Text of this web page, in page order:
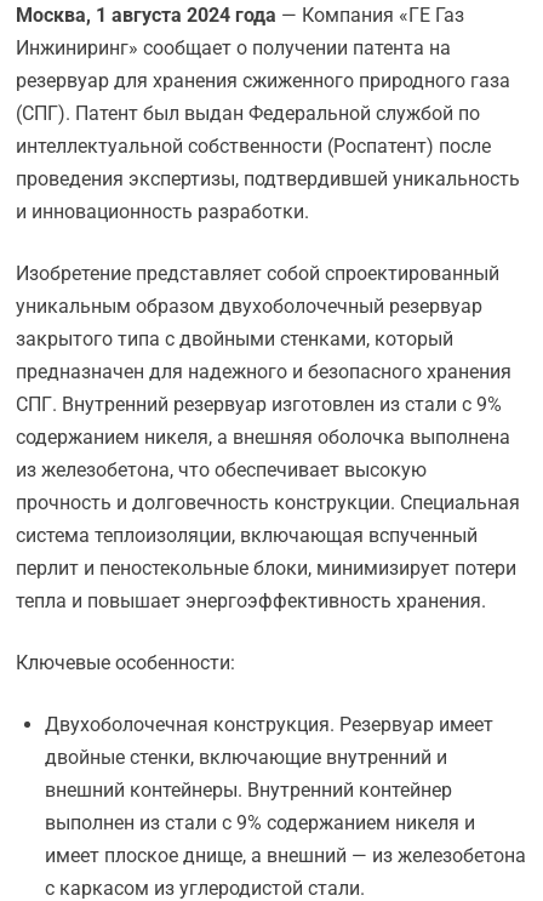
Москва, 1 августа 2024 года — Компания «ГЕ Газ
Инжиниринг» сообщает о получении патента на
резервуар для хранения сжиженного природного газа
(СПГ). Патент был выдан Федеральной службой по
интеллектуальной собственности (Роспатент) после
проведения экспертизы, подтвердившей уникальность
и инновационность разработки.
Изобретение представляет собой спроектированный
уникальным образом двухоболочечный резервуар
закрытого типа с двойными стенками, который
предназначен для надежного и безопасного хранения
СПГ. Внутренний резервуар изготовлен из стали с 9%
содержанием никеля, а внешняя оболочка выполнена
из железобетона, что обеспечивает высокую
прочность и долговечность конструкции. Специальная
система теплоизоляции, включающая вспученный
перлит и пеностекольные блоки, минимизирует потери
тепла и повышает энергоэффективность хранения.
Ключевые особенности:
Двухоболочечная конструкция. Резервуар имеет
двойные стенки, включающие внутренний и
внешний контейнеры. Внутренний контейнер
выполнен из стали с 9% содержанием никеля и
имеет плоское днище, а внешний — из железобетона
с каркасом из углеродистой стали.